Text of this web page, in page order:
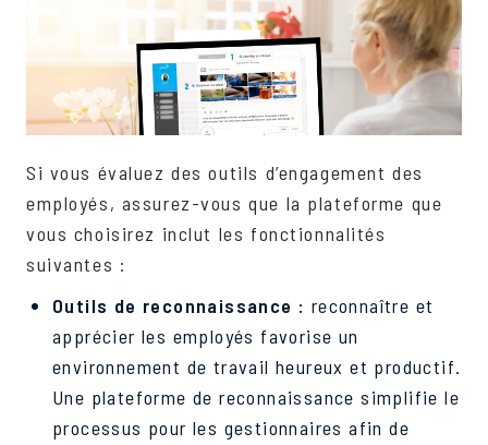
Si vous évaluez des outils d’engagement des
employés, assurez-vous que la plateforme que
vous choisirez inclut les fonctionnalités
suivantes :
Outils de reconnaissance : reconnaître et
apprécier les employés favorise un
environnement de travail heureux et productif.
Une plateforme de reconnaissance simplifie le
processus pour les gestionnaires afin de